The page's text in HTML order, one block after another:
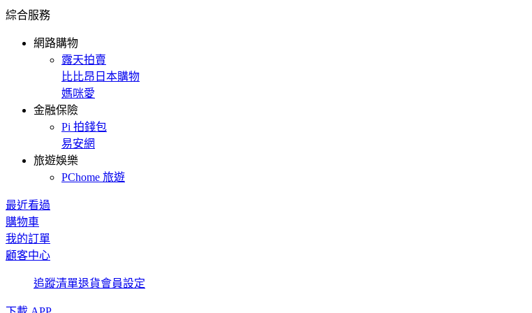
綜合服務
網路購物
露天拍賣
比比昂日本購物
媽咪愛
金融保險
Pi 拍錢包
易安網
旅遊娛樂
PChome 旅遊
最近看過
購物車
我的訂單
顧客中心
追蹤清單退貨會員設定